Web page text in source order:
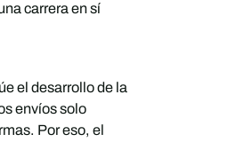
carrera en sí
el desarrollo de la
envíos solo
Por eso, el